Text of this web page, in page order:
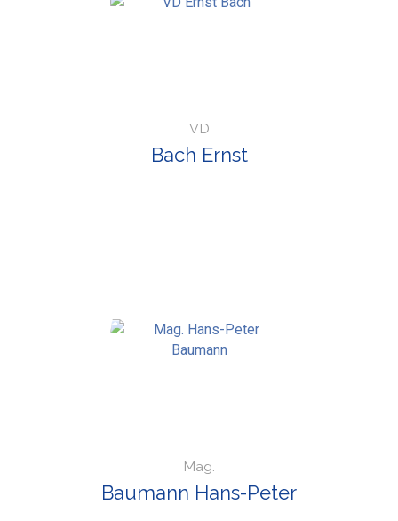
VD
Bach Ernst
Mag.
Baumann Hans-Peter